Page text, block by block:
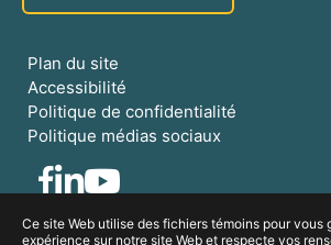
Ce site Web utilise des fichiers témoins pour vous
expérience sur notre site Web et respecte vos
Plan du site
Accessibilité
Politique de confidentialité
Politique médias sociaux